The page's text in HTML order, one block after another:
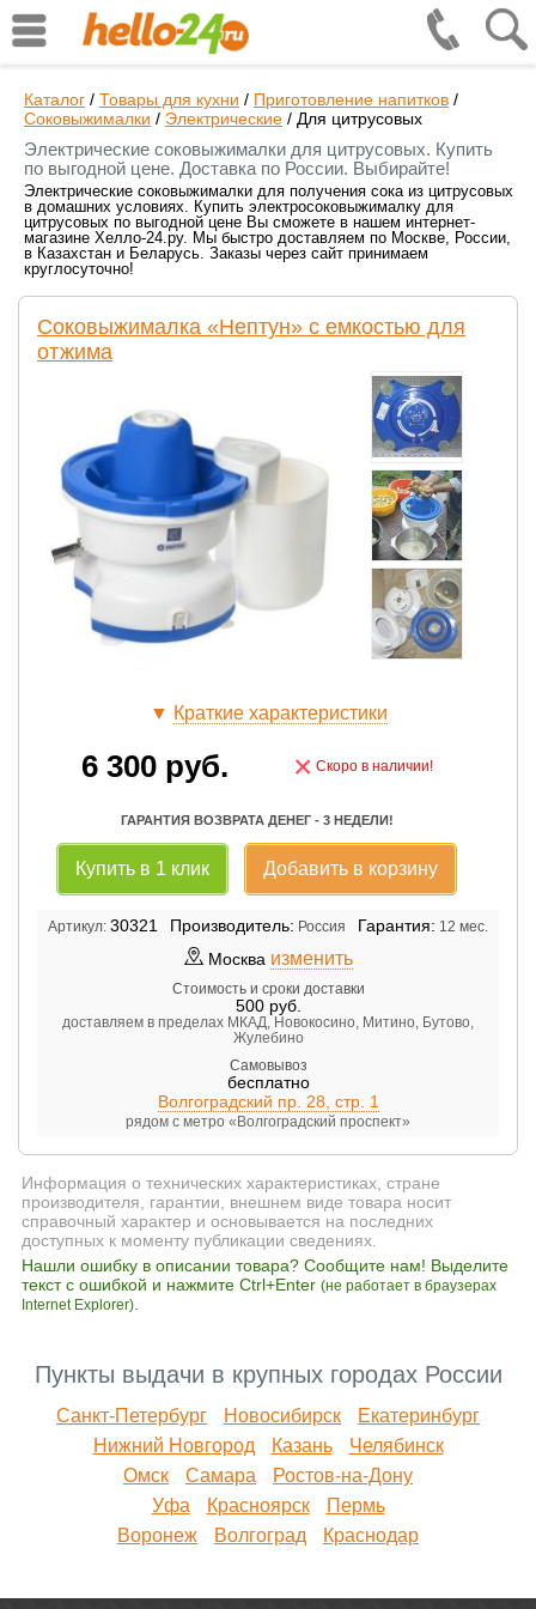
Каталог / Товары для кухни / Приготовление напитков /
Соковыжималки / Электрические / Для цитрусовых
Электрические соковыжималки для цитрусовых. Купить
по выгодной цене. Доставка по России. Выбирайте!
Электрические соковыжималки для получения сока из цитрусовых
в домашних условиях. Купить электросоковыжималку для
цитрусовых по выгодной цене Вы сможете в нашем интернет-
магазине Хелло-24.ру. Мы быстро доставляем по Москве, России,
в Казахстан и Беларусь. Заказы через сайт принимаем
круглосуточно!
Соковыжималка «Нептун» с емкостью для
отжима
▼ Краткие характеристики
6 300 руб. × Скоро в наличии!
ГАРАНТИЯ ВОЗВРАТА ДЕНЕГ - 3 НЕДЕЛИ!
Купить в 1 клик Добавить в корзину
Артикул: 30321 Производитель: Россия Гарантия: 12 мес.
Москва изменить
Стоимость и сроки доставки
500руб.
доставляем в пределах МКАД, Новокосино, Митино, Бутово,
Жулебино
Самовывоз
бесплатно
Волгоградский пр. 28, стр. 1
рядом с метро «Волгоградский проспект»
Информация о технических характеристиках, стране
производителя, гарантии, внешнем виде товара носит
справочный характер и основывается на последних
доступных к моменту публикации сведениях.
Нашли ошибку в описании товара? Сообщите нам! Выделите
текст с ошибкой и нажмите Ctrl+Enter (не работает в браузерах
Internet Explorer)
Пункты выдачи в крупных городах России
Санкт-Петербург Новосибирск
Екатеринбург
Нижний Новгород
Казань
Челябинск
Омск
Самара
Ростов-на-Дону
Уфа
Красноярск
Пермь
Воронеж
Волгоград Краснодар